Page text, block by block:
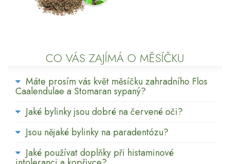
CO VÁS ZAJÍMÁ O MĚSÍČKU
Máte prosím vás květ měsíčku zahradního Flos
Caalendulae a Stomaran sypaný?
Jaké bylinky jsou dobré na červené oči?
Jsou nějaké bylinky na paradentózu?
Jaké používat doplňky při histaminové